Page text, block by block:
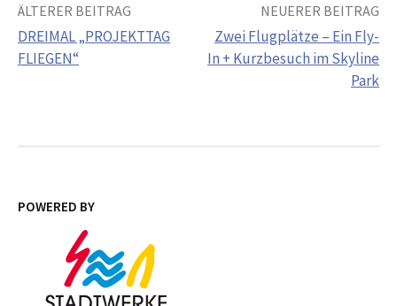
Beitrags-
Navigation
ÄLTERER BEITRAG
DREIMAL „PROJEKTTAG
FLIEGEN“
NEUERER BEITRAG
Zwei Flugplätze – Ein Fly-
In + Kurzbesuch im Skyline
Park
POWERED BY